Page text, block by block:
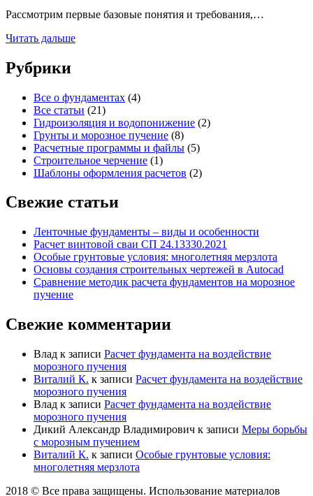
Рассмотрим первые базовые понятия и требования,…
Читать дальше
Рубрики
Все о фундаментах (4)
Все статьи (21)
Гидроизоляция и водопонижение (2)
Грунты и морозное пучение (8)
Расчетные программы и файлы (5)
Строительное черчение (1)
Шаблоны оформления расчетов (2)
Свежие статьи
Ленточные фундаменты – виды и особенности
Расчет винтовой сваи СП 24.13330.2021
Особые грунтовые условия: многолетняя мерзлота
Основы создания строительных чертежей в Autocad
Сравнение методик расчета фундаментов на морозное
пучение
Свежие комментарии
Влад к записи Расчет фундамента на воздействие
морозного пучения
Виталий К. к записи Расчет фундамента на воздействие
морозного пучения
Влад к записи Расчет фундамента на воздействие
морозного пучения
Дикий Александр Владимирович к записи Меры борьбы
с морозным пучением
Виталий К. к записи Особые грунтовые условия:
многолетняя мерзлота
2018 © Все права защищены. Использование материалов